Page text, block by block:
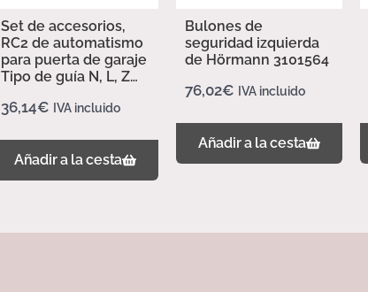
Set de accesorios,
RC2 de automatismo
para puerta de garaje
Tipo de guía N, L, Z
36,14€ IVA incluido
Añadir a la cesta
Bulones de
seguridad izquierda
de Hörmann 3101564
76,02€ IVA incluido
Añadir a la cesta